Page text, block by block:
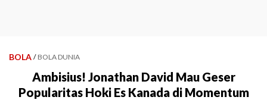
BOLA / BOLA DUNIA
Ambisius! Jonathan David Mau Geser
Popularitas Hoki Es Kanada di Momentum